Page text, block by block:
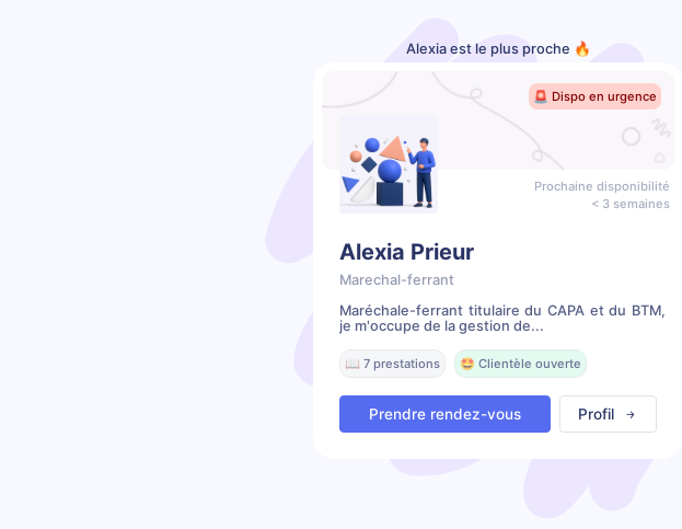
Alexia est le plus proche 🔥
🚨 Dispo en urgence
Prochaine disponibilité
< 3 semaines
Alexia Prieur
Marechal-ferrant
Maréchale-ferrant titulaire du CAPA et du BTM,
je m'occupe de la gestion de...
📖 7 prestations 🤩 Clientèle ouverte
Prendre rendez-vous Profil